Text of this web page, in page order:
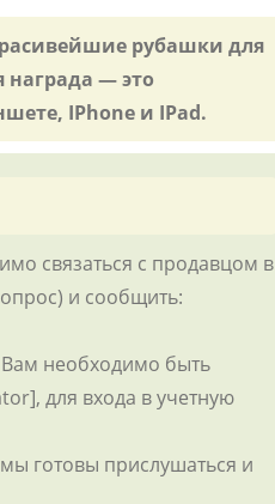
рубашки для
— это
IPhone и IPad.
связаться с продавцом в
и сообщить:
необходимо быть
для входа в учетную
готовы прислушаться и